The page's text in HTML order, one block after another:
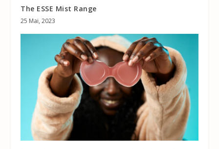
The ESSE Mist Range
25 Mai, 2023